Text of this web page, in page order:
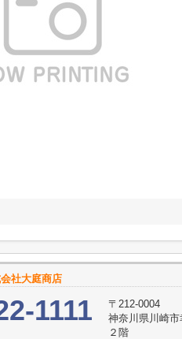
社大庭商店
1111
〒212-0004
神奈川県川崎
２階